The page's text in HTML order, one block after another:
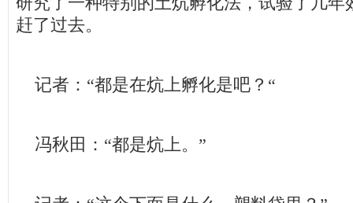
赶了过去。
记者：“都是在炕上孵化是吧？“
冯秋田：“都是炕上。”